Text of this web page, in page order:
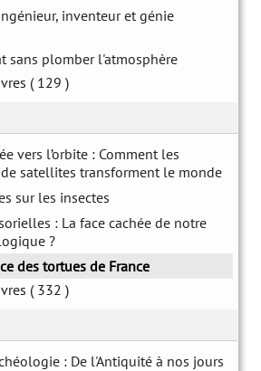
inventeur et génie
sans plomber l'atmosphère
( 129 )
vers l’orbite : Comment les
satellites transforment le monde
sur les insectes
: La face cachée de notre
?
des tortues de France
( 332 )
: De l'Antiquité à nos jours